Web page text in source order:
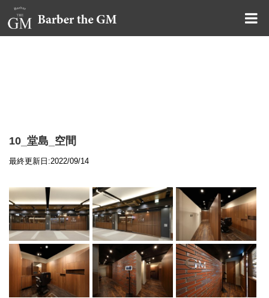
10_堂島_空間
最終更新日:2022/09/14